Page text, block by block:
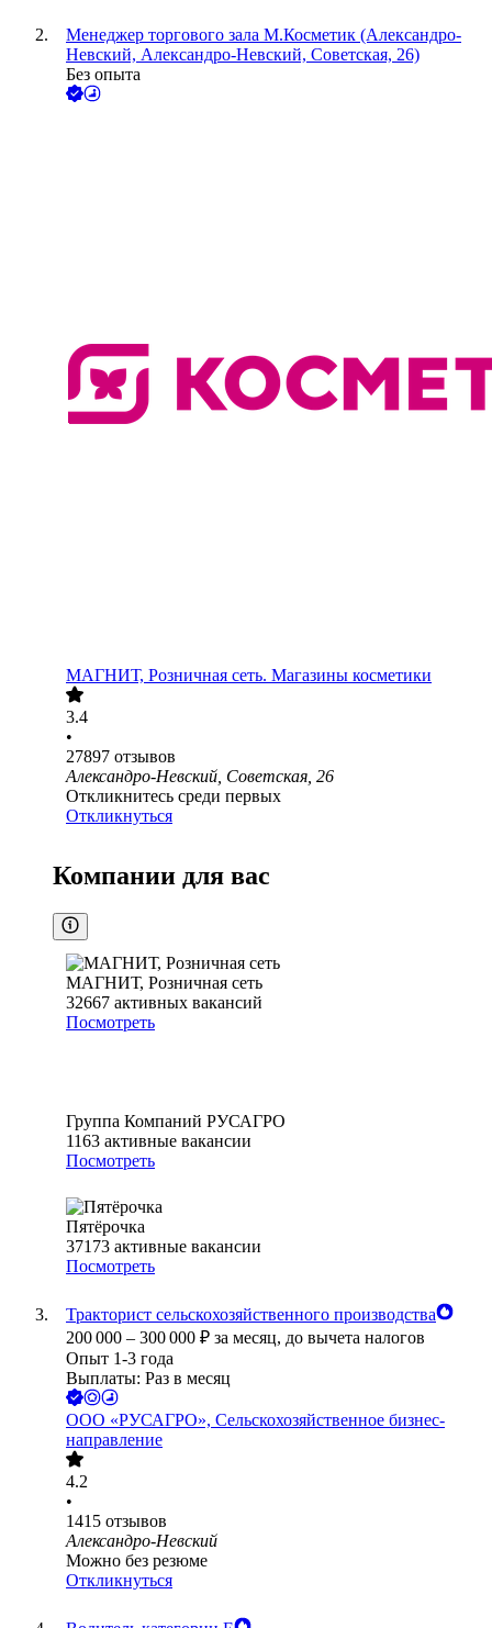
Менеджер торгового зала М.Косметик (Александро-
Невский, Александро-Невский, Советская, 26)
Без опыта
МАГНИТ, Розничная сеть. Магазины косметики
3.4
•
27897 отзывов
Александро-Невский, Советская, 26
Откликнитесь среди первых
Откликнуться
Компании для вас
МАГНИТ, Розничная сеть
32667 активных вакансий
Посмотреть
Группа Компаний РУСАГРО
1163 активные вакансии
Посмотреть
Пятёрочка
37173 активные вакансии
Посмотреть
Тракторист сельскохозяйственного производства
200 000 – 300 000 ₽ за месяц, до вычета налогов
Опыт 1-3 года
Выплаты: Раз в месяц
ООО «РУСАГРО», Сельскохозяйственное бизнес-
направление
4.2
•
1415 отзывов
Александро-Невский
Можно без резюме
Откликнуться